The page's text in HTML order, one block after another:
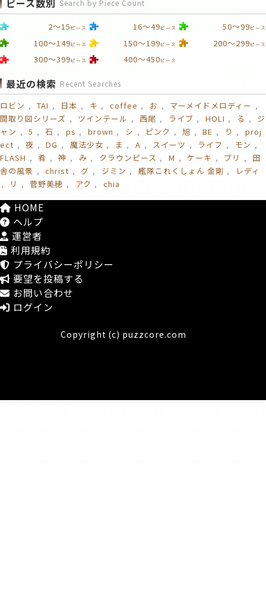
ピース数別 Search by Piece Count
2～15 ピース 16～49ピース 50～99ピース
100～149ピース 150～199ピース 200～299ピース
300～399ピース 400～450ピース
最近の検索 Recent Searches
ロビン TAI 日本 キ coffee お
マーメイドメロディー
間取り図シリーズ
ツインテール 西尾 ライブ HOLI る
ジ
ャン
5 石 ps brown シ ピンク 旭 BE り
proj
ect
夜 DG 魔法少女 ま A スイーツ ライフ
モン
FLASH
肴 神 み クラウンピース M ケーキ ブリ
田
舎の風景
christ グ ジミン 艦隊これくしょん 金剛
レディ
リ
菅野美穂 アク chia
HOME
ヘルプ
運営者
利用規約
プライバシーポリシー
要望を投稿する
お問い合わせ
ログイン
Copyright (c) puzzcore.com